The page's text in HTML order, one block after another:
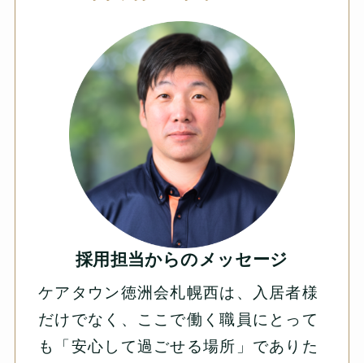
採用担当からのメッセージ
ケアタウン徳洲会札幌西は、入居者様
だけでなく、ここで働く職員にとって
も「安心して過ごせる場所」でありた